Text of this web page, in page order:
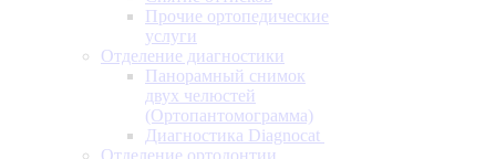
Прочие ортопедические
услуги
Отделение диагностики
Панорамный снимок
двух челюстей
(Ортопантомограмма)
Диагностика Diagnocat
Отделение ортодонтии